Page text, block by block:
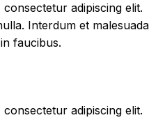
adipiscing elit.
Interdum et malesuada
faucibus.
adipiscing elit.